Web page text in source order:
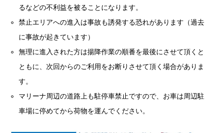
るなどの不利益を被ることになります。
禁止エリアへの進入は事故も誘発する恐れがあります（過去
に事故が起きています）
無理に進入された方は揚降作業の順番を最後にさせて頂くと
ともに、次回からのご利用をお断りさせて頂く場合がありま
す。
マリーナ周辺の道路上も駐停車禁止ですので、お車は周辺駐
車場に停めてから荷物を運んでください。